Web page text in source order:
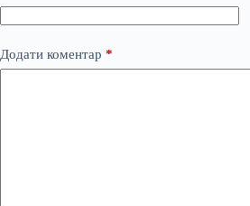
Додати коментар *